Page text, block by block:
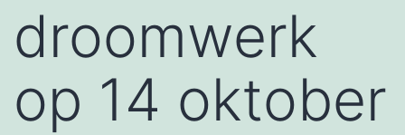
droomwerk
op 14 oktober